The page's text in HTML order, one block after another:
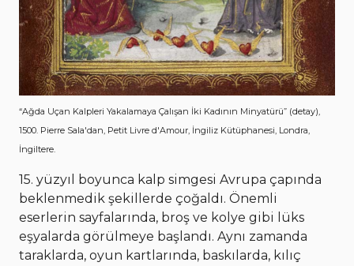
“Ağda Uçan Kalpleri Yakalamaya Çalışan İki Kadının Minyatürü” (detay),
1500. Pierre Sala'dan, Petit Livre d'Amour, İngiliz Kütüphanesi, Londra,
İngiltere.
15. yüzyıl boyunca kalp simgesi Avrupa çapında
beklenmedik şekillerde çoğaldı. Önemli
eserlerin sayfalarında, broş ve kolye gibi lüks
eşyalarda görülmeye başlandı. Aynı zamanda
taraklarda, oyun kartlarında, baskılarda, kılıç